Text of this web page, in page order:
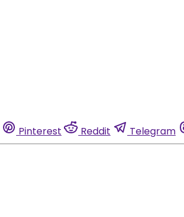
Pinterest Reddit Telegram